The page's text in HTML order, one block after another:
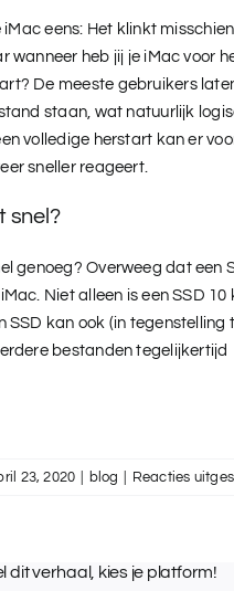
iMac eens: Het klinkt
wanneer heb jij je iMac voor
De meeste gebruikers
staan, wat natuurlijk
volledige herstart kan er
sneller reageert.
snel?
genoeg? Overweeg dat een
. Niet alleen is een SSD 10
SSD kan ook (in tegenstelling
bestanden tegelijkertijd
23, 2020 blog Reacties
dit verhaal, kies je platform!